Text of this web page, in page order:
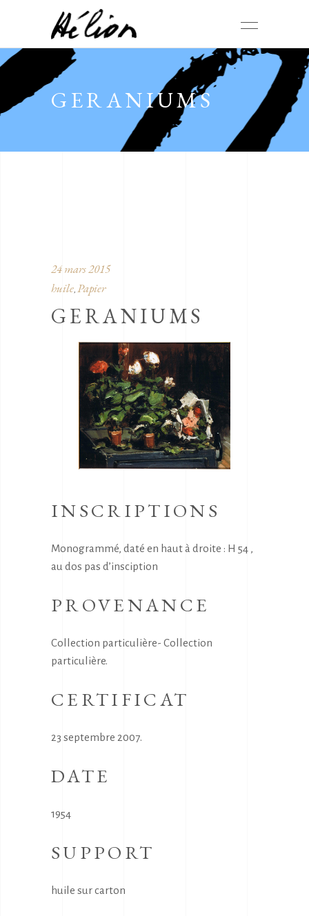
GERANIUMS
24 mars 2015
huile, Papier
GERANIUMS
INSCRIPTIONS
Monogrammé, daté en haut à droite : H 54 ,
au dos pas d’insciption
PROVENANCE
Collection particulière- Collection
particulière.
CERTIFICAT
23 septembre 2007.
DATE
1954
SUPPORT
huile sur carton